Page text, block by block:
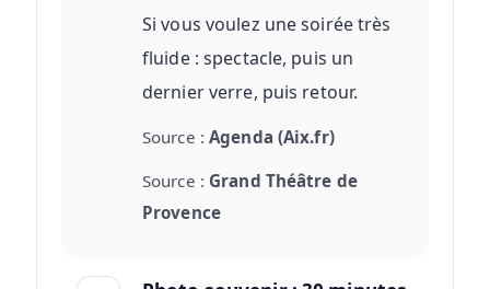
Si vous voulez une soirée très
fluide : spectacle, puis un
dernier verre, puis retour.
Source :Agenda (Aix.fr)
Source : Grand Théâtre de
Provence